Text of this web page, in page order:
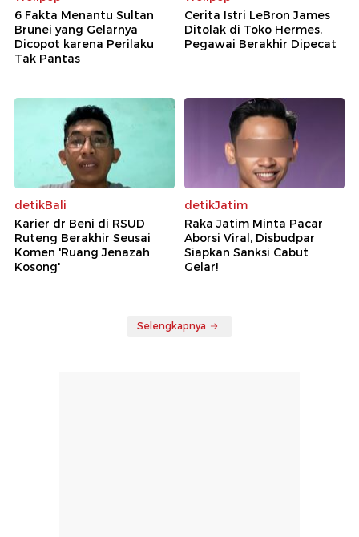
6 Fakta Menantu Sultan
Brunei yang Gelarnya
Dicopot karena Perilaku
Tak Pantas
Cerita Istri LeBron James
Ditolak di Toko Hermes,
Pegawai Berakhir Dipecat
detikBali
Karier dr Beni di RSUD
Ruteng Berakhir Seusai
Komen 'Ruang Jenazah
Kosong'
detikJatim
Raka Jatim Minta Pacar
Aborsi Viral, Disbudpar
Siapkan Sanksi Cabut
Gelar!
Selengkapnya